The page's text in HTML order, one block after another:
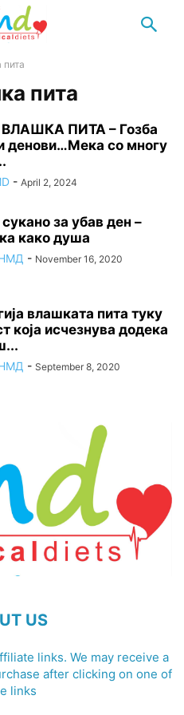
пита
пита
ПИТА – Гозба
денови…Мека со многу
- April 2, 2024
за убав ден –
како душа
- November 16, 2020
влашката пита туку
која исчезнува додека
- September 8, 2020
US
links. We may receive a
after clicking on one of
links